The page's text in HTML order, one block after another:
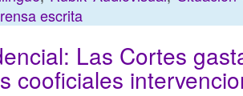
escrita
Las Cortes
cooficiales